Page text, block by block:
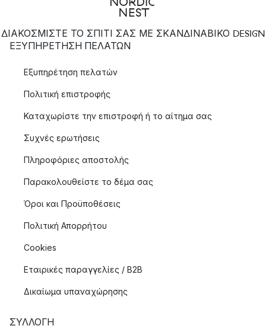
ΔΙΑΚΟΣΜΙΣΤΕ ΤΟ ΣΠΙΤΙ ΣΑΣ ΜΕ ΣΚΑΝΔΙΝΑΒΙΚΟ DESIGN
ΕΞΥΠΗΡΈΤΗΣΗ ΠΕΛΑΤΏΝ
Εξυπηρέτηση πελατών
Πολιτική επιστροφής
Καταχωρίστε την επιστροφή ή το αίτημα σας
Συχνές ερωτήσεις
Πληροφόριες αποστολής
Παρακολουθείστε το δέμα σας
Όροι και Προϋποθέσεις
Πολιτική Απορρήτου
Cookies
Εταιρικές παραγγελίες / B2B
Δικαίωμα υπαναχώρησης
ΣΥΛΛΟΓΉ